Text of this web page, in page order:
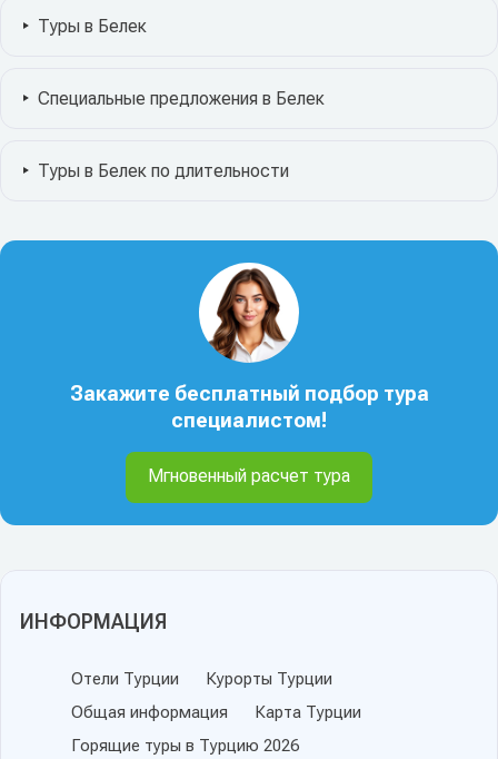
ИНФОРМАЦИЯ
Отели Турции
Курорты Турции
Общая информация
Карта Турции
Горящие туры в Турцию 2026
Туры в Белек
Специальные предложения в Белек
Туры в Белек по длительности
Закажите бесплатный подбор тура
специалистом!
Мгновенный расчет тура